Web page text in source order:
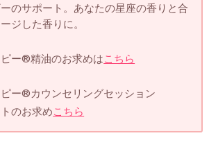
のサポート。あなたの星座の香りと合
ジした香りに。
ー®︎精油のお求めはこちら
ー®︎カウンセリングセッション
のお求めこちら